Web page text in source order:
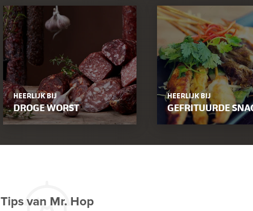
HEERLIJK BIJ
DROGE WORST
HEERLIJK BIJ
GEFRITUURDE
Tips van Mr. Hop